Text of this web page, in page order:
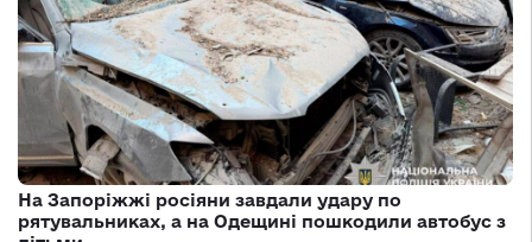
На Запоріжжі росіяни завдали удару по
рятувальниках, а на Одещині пошкодили автобус з